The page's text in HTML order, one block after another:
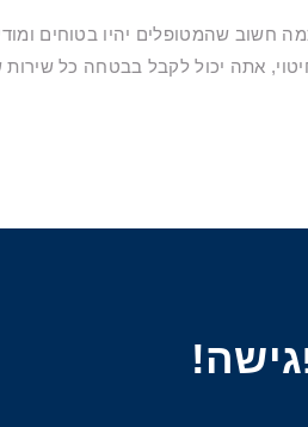
חשוב שהמטופלים יהיו בטוחים
אתה יכול לקבל בבטחה כל שירות